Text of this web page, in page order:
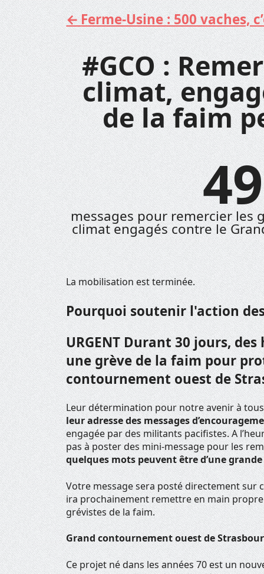
Aller
au
contenu
Ferme-Usine : 500 vaches,
#GCO :
climat,
de la faim
messages pour remercier les
climat engagés contre le
La mobilisation est terminée.
Pourquoi soutenir l'action
URGENTDurant 30 jours, des
une grève de la faim pour
contournement ouest de
Leur détermination pour notre avenir à
leur adresse des messages
engagée par des militants pacifistes. A
pas à poster des mini-message pour les
quelques mots peuvent être d’une
Votre message sera posté directement sur
ira prochainement remettre en main propre
grévistes de la faim.
Grand contournement ouest de
Ce projet né dans les années 70 est un